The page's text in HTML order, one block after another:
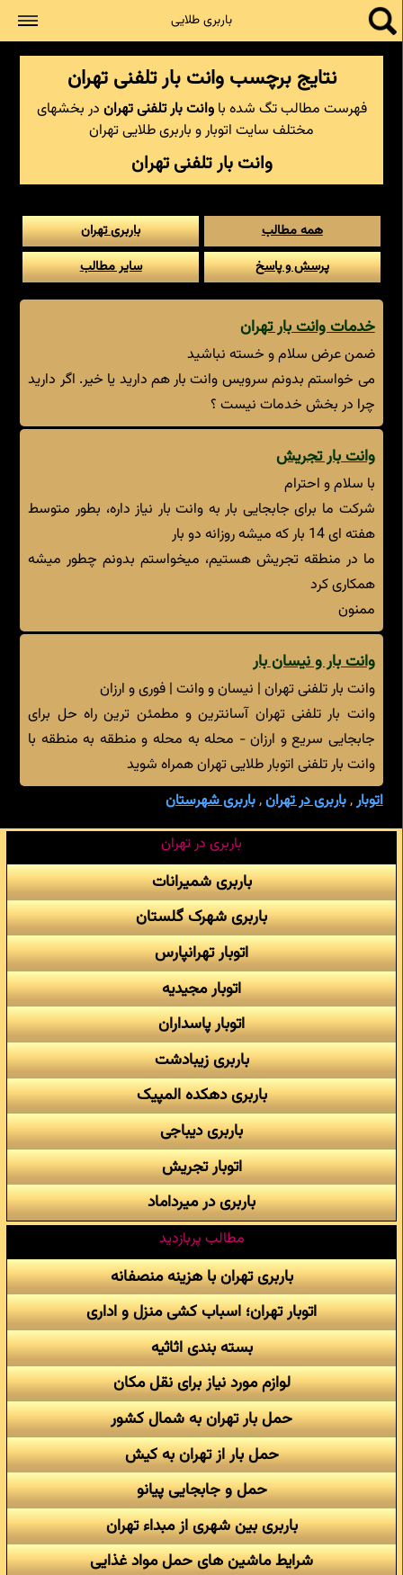
باربری طلایی
نتایج برچسب وانت بار تلفنی تهران
فهرست مطالب تگ شده باوانت بار تلفنی تهران در بخشهای
مختلف سایت اتوبار و باربری طلایی تهران
وانت بار تلفنی تهران
همه مطالب
باربری تهران
پرسش و پاسخ
سایر مطالب
خدمات وانت بار تهران
ضمن عرض سلام و خسته نباشید
می خواستم بدونم سرویس وانت بار هم دارید یا خیر. اگر دارید
چرا در بخش خدمات نیست ؟
وانت بار تجریش
با سلام و احترام
شرکت ما برای جابجایی بار به وانت بار نیاز داره، بطور متوسط
هفته ای 14 بار که میشه روزانه دو بار
ما در منطقه تجریش هستیم، میخواستم بدونم چطور میشه
همکاری کرد
ممنون
وانت بار و نیسان بار
وانت بار تلفنی تهران | نیسان و وانت | فوری و ارزان
وانت بار تلفنی تهران آسانترین و مطمئن ترین راه حل برای
جابجایی سریع و ارزان - محله به محله و منطقه به منطقه با
وانت بار تلفنی اتوبار طلایی تهران همراه شوید
اتوبار,باربری در تهران,باربری شهرستان
باربری در تهران
باربری شمیرانات
باربری شهرک گلستان
اتوبار تهرانپارس
اتوبار مجیدیه
اتوبار پاسداران
باربری زیبادشت
باربری دهکده المپیک
باربری دیباجی
اتوبار تجریش
باربری در میرداماد
مطالب پربازدید
باربری تهران با هزینه منصفانه
اتوبار تهران؛ اسباب کشی منزل و اداری
بسته بندی اثاثیه
لوازم مورد نیاز برای نقل مکان
حمل بار تهران به شمال کشور
حمل بار از تهران به کیش
حمل و جابجایی پیانو
باربری بین شهری از مبداء تهران
شرایط ماشین های حمل مواد غذایی
جستجو